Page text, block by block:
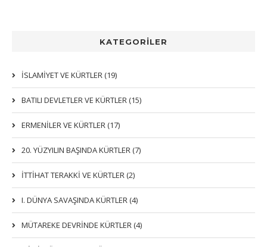
KATEGORİLER
İSLAMIYET VE KÜRTLER (19)
BATILI DEVLETLER VE KÜRTLER (15)
ERMENİLER VE KÜRTLER (17)
20. YÜZYILIN BAŞINDA KÜRTLER (7)
İTTIHAT TERAKKI VE KÜRTLER (2)
I. DÜNYA SAVAŞINDA KÜRTLER (4)
MÜTAREKE DEVRİNDE KÜRTLER (4)